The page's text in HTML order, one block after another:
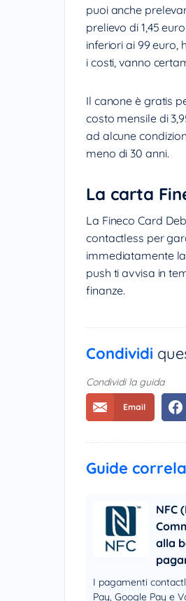
puoi anche
prelievo di 1,45
inferiori ai 99 euro,
i costi, vanno
Il canone è gratis
costo mensile di
ad alcune
meno di 30 anni.
La carta
La Fineco Card
contactless per
immediatamente
push ti avvisa in
finanze.
Condividi
Condividi la guida
Guide
NFC
alla
I pagamenti
Pay, Google Pay e